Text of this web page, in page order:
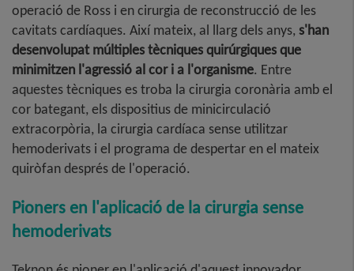
operació de Ross i en cirurgia de reconstrucció de les
cavitats cardíaques. Així mateix, al llarg dels anys,s'han
desenvolupat múltiples tècniques quirúrgiques que
minimitzen l'agressió al cor i a l'organisme. Entre
aquestes tècniques es troba la cirurgia coronària amb el
cor bategant, els dispositius de minicirculació
extracorpòria, la cirurgia cardíaca sense utilitzar
hemoderivats i el programa de despertar en el mateix
quiròfan després de l'operació.
Pioners en l'aplicació de la cirurgia sense
hemoderivats